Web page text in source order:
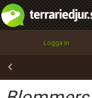
Logga in
integritetspolicy
Namn:
Epost:
Begär nytt lösenord